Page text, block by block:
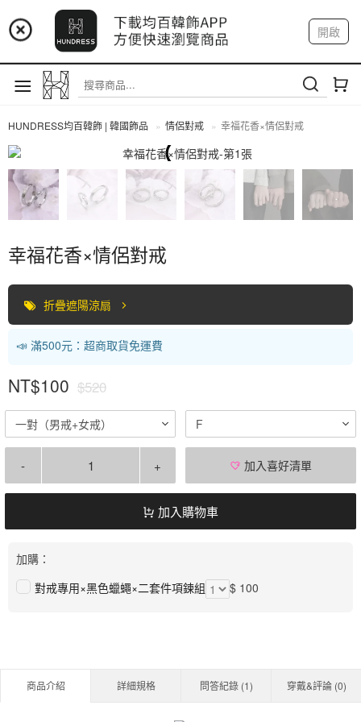
📢 市集預告：9/4-9/6 淡水捷運站
📢 市集預告：9/12-9/13 八里海巡基地
📢 市集預告：8/22-8/23 桃園青埔置地廣場
開啟
註冊 我的帳戶
HUNDRESS均百韓飾 | 韓國飾品 情侶對戒 幸福花香×情侶對戒
幸福花香×情侶對戒
折疊遮陽涼扇
📣 滿500元：超商取貨免運費
NT$100 $520
一對（男戒+女戒） F
- + 加入喜好清單
加入購物車
加購：
對戒專用×黑色蠟蠅×二套件項鍊組
$ 100
商品介紹 詳細規格 問答紀錄 (1) 穿戴&評論 (0)